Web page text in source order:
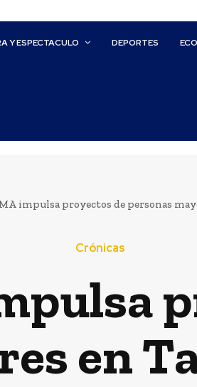
Y ESPECTACULO DEPORTES
impulsa proyectos de personas
Crónicas
en